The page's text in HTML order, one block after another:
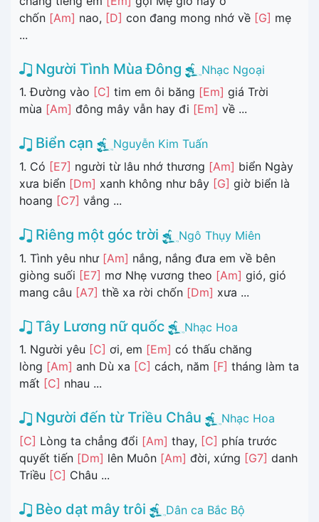
chốn [Am] nao, [D] con đang mong nhớ về [G] mẹ
...
Người Tình Mùa Đông
Nhạc Ngoại
1. Đường vào [C] tim em ôi băng [Em] giá Trời
mùa [Am] đông mây vẫn hay đi [Em] về ...
Biển cạn
Nguyễn Kim Tuấn
1. Có [E7] người từ lâu nhớ thương [Am] biển Ngày
xưa biển [Dm] xanh không như bây [G] giờ biển là
hoang [C7] vắng ...
Riêng một góc trời
Ngô Thụy Miên
1. Tình yêu như [Am] nắng, nắng đưa em về bên
giòng suối [E7] mơ Nhẹ vương theo [Am] gió, gió
mang câu [A7] thề xa rời chốn [Dm] xưa ...
Tây Lương nữ quốc
Nhạc Hoa
1. Người yêu [C] ơi, em [Em] có thấu chăng
lòng [Am] anh Dù xa [C] cách, năm [F] tháng làm ta
mất [C] nhau ...
Người đến từ Triều Châu
Nhạc Hoa
[C] Lòng ta chẳng đổi [Am] thay, [C] phía trước
quyết tiến [Dm] lên Muôn [Am] đời, xứng [G7] danh
Triều [C] Châu ...
Bèo dạt mây trôi
Dân ca Bắc Bộ